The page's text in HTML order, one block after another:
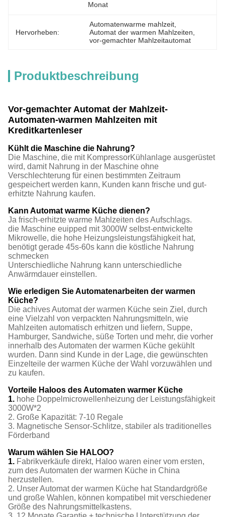
Monat
Hervorheben:
Automatenwarme mahlzeit
Automat der warmen Mahlzeiten
vor-gemachter Mahlzeitautomat
Produktbeschreibung
Vor-gemachter Automat der Mahlzeit-
Automaten-warmen Mahlzeiten mit
Kreditkartenleser
Kühlt die Maschine die Nahrung?
Die Maschine, die mit KompressorKühlanlage ausgerüstet
wird, damit Nahrung in der Maschine ohne
Verschlechterung für einen bestimmten Zeitraum
gespeichert werden kann, Kunden kann frische und gut-
erhitzte Nahrung kaufen.
Kann Automat warme Küche dienen?
Ja frisch-erhitzte warme Mahlzeiten des Aufschlags.
die Maschine euipped mit 3000W selbst-entwickelte
Mikrowelle, die hohe Heizungsleistungsfähigkeit hat,
benötigt gerade 45s-60s kann die köstliche Nahrung
schmecken
Unterschiedliche Nahrung kann unterschiedliche
Anwärmdauer einstellen.
Wie erledigen Sie Automatenarbeiten der warmen
Küche?
Die achives Automat der warmen Küche sein Ziel, durch
eine Vielzahl von verpackten Nahrungsmitteln, wie
Mahlzeiten automatisch erhitzen und liefern, Suppe,
Hamburger, Sandwiche, süße Torten und mehr, die vorher
innerhalb des Automaten der warmen Küche gekühlt
wurden. Dann sind Kunde in der Lage, die gewünschten
Einzelteile der warmen Küche der Wahl vorzuwählen und
zu kaufen.
Vorteile Haloos des Automaten warmer Küche
1. hohe Doppelmicrowellenheizung der Leistungsfähigkeit
3000W*2
2. Große Kapazität: 7-10 Regale
3. Magnetische Sensor-Schlitze, stabiler als traditionelles
Förderband
Warum wählen Sie HALOO?
1. Fabrikverkäufe direkt, Haloo waren einer vom ersten,
zum des Automaten der warmen Küche in China
herzustellen.
2. Unser Automat der warmen Küche hat Standardgröße
und große Wahlen, können kompatibel mit verschiedener
Größe des Nahrungsmittelkastens.